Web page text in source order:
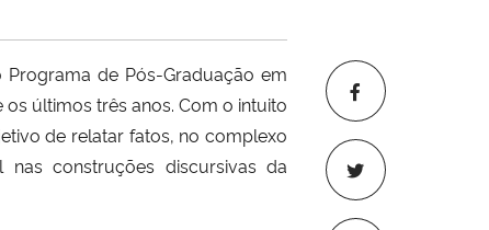
de Pós-Graduação em
últimos três anos. Com o intuito
de relatar fatos, no complexo
nas construções discursivas da